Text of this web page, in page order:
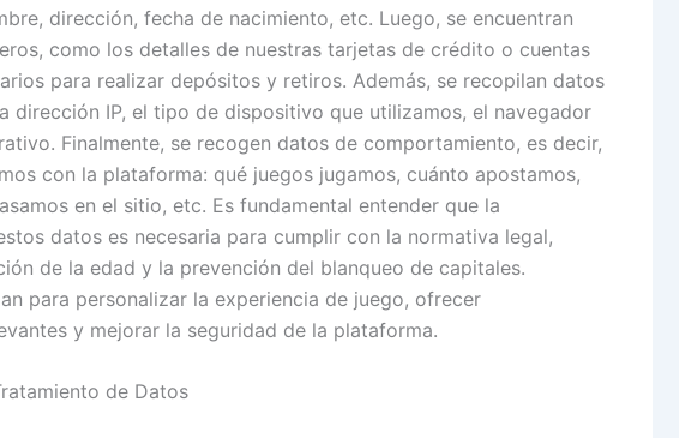
dirección, fecha de nacimiento, etc. Luego, se encuentran
como los detalles de nuestras tarjetas de crédito o cuentas
para realizar depósitos y retiros. Además, se recopilan datos
dirección IP, el tipo de dispositivo que utilizamos, el navegador
Finalmente, se recogen datos de comportamiento, es decir,
con la plataforma: qué juegos jugamos, cuánto apostamos,
en el sitio, etc. Es fundamental entender que la
datos es necesaria para cumplir con la normativa legal,
de la edad y la prevención del blanqueo de capitales.
para personalizar la experiencia de juego, ofrecer
y mejorar la seguridad de la plataforma.
de Datos